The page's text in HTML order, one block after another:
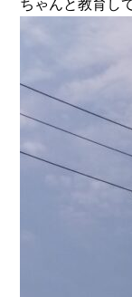
ちゃんと教育し